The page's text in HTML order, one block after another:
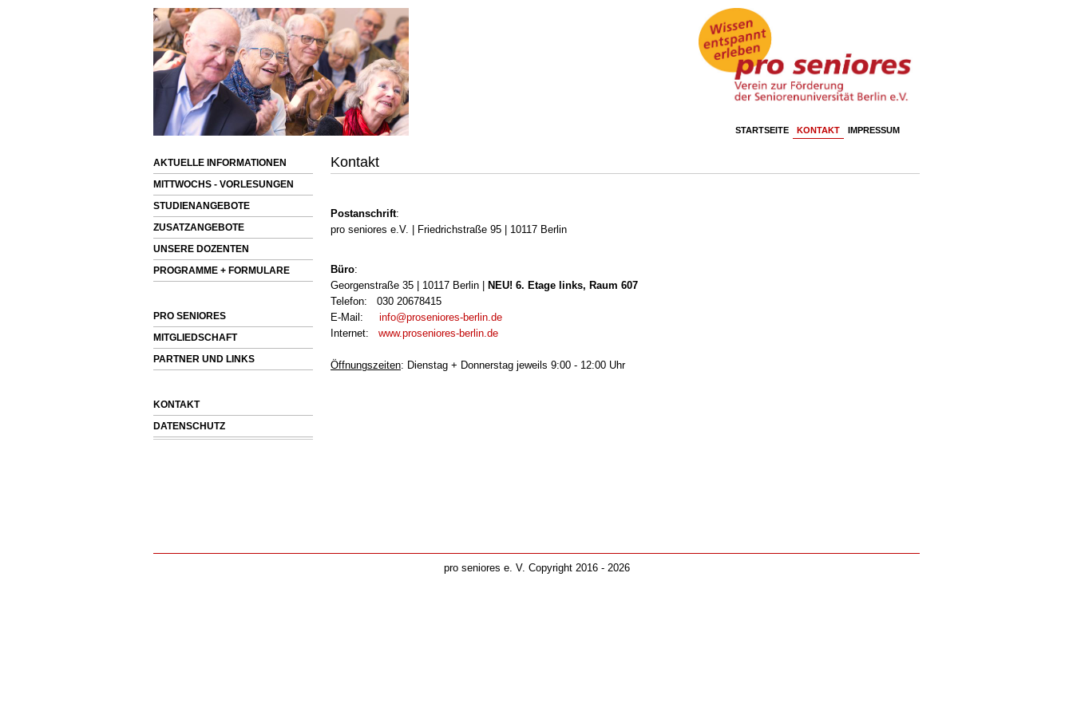
STARTSEITE KONTAKT IMPRESSUM
AKTUELLE INFORMATIONEN
MITTWOCHS - VORLESUNGEN
STUDIENANGEBOTE
ZUSATZANGEBOTE
UNSERE DOZENTEN
PROGRAMME + FORMULARE
PRO SENIORES
MITGLIEDSCHAFT
PARTNER UND LINKS
KONTAKT
DATENSCHUTZ
Kontakt
Postanschrift:
pro seniores e.V. | Friedrichstraße 95 | 10117 Berlin
Büro:
Georgenstraße 35 | 10117 Berlin |
NEU! 6. Etage links, Raum 607
Telefon: 030 20678415
E-Mail: info@proseniores-berlin.de
Internet: www.proseniores-berlin.de
Öffnungszeiten: Dienstag + Donnerstag jeweils 9:00 - 12:00 Uhr
pro seniores e. V. Copyright 2016 - 2026